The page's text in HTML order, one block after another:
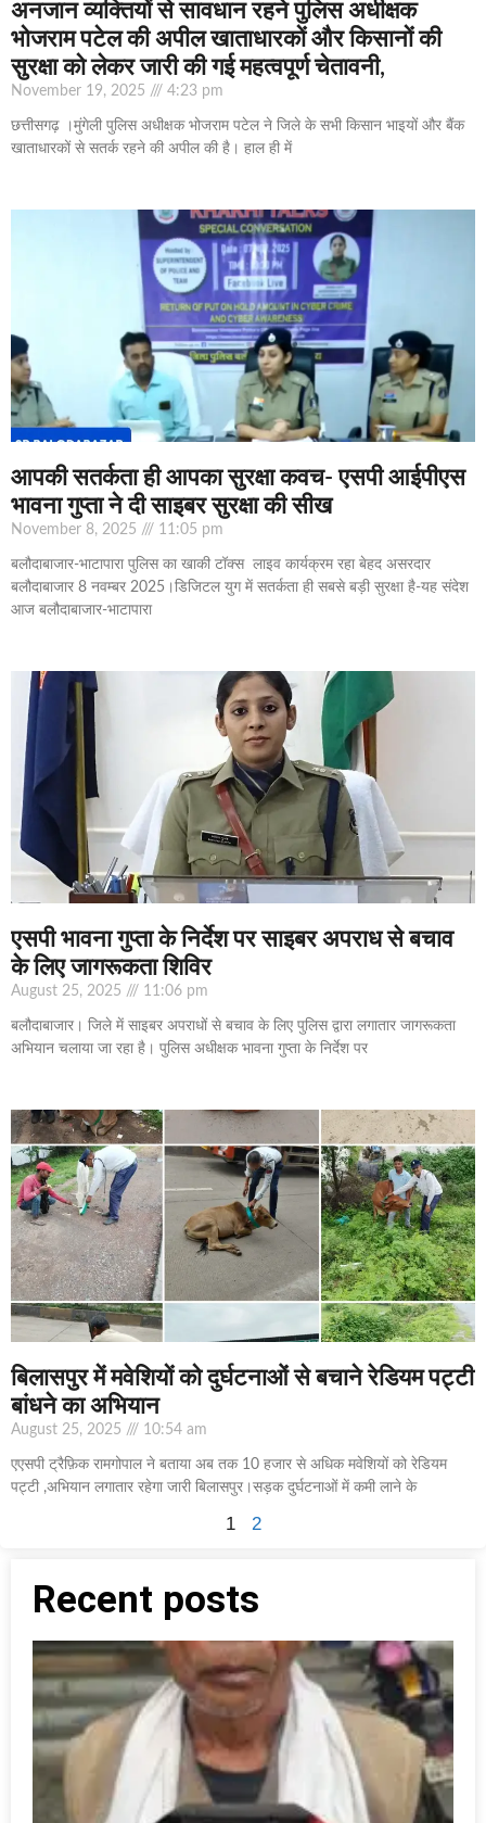
अनजान व्यक्तियों से सावधान रहने पुलिस अधीक्षक
भोजराम पटेल की अपील खाताधारकों और किसानों की
सुरक्षा को लेकर जारी की गई महत्वपूर्ण चेतावनी,
November 19, 2025 4:23 pm
छत्तीसगढ़ ।मुंगेली पुलिस अधीक्षक भोजराम पटेल ने जिले के सभी किसान भाइयों और बैंक
खाताधारकों से सतर्क रहने की अपील की है। हाल ही में
आपकी सतर्कता ही आपका सुरक्षा कवच- एसपी आईपीएस
भावना गुप्ता ने दी साइबर सुरक्षा की सीख
November 8, 2025 11:05 pm
बलौदाबाजार-भाटापारा पुलिस का खाकी टॉक्स लाइव कार्यक्रम रहा बेहद असरदार
बलौदाबाजार 8 नवम्बर 2025।डिजिटल युग में सतर्कता ही सबसे बड़ी सुरक्षा है-यह संदेश
आज बलौदाबाजार-भाटापारा
एसपी भावना गुप्ता के निर्देश पर साइबर अपराध से बचाव
के लिए जागरूकता शिविर
August 25, 2025 11:06 pm
बलौदाबाजार। जिले में साइबर अपराधों से बचाव के लिए पुलिस द्वारा लगातार जागरूकता
अभियान चलाया जा रहा है। पुलिस अधीक्षक भावना गुप्ता के निर्देश पर
बिलासपुर में मवेशियों को दुर्घटनाओं से बचाने रेडियम पट्टी
बांधने का अभियान
August 25, 2025 10:54 am
एएसपी ट्रैफ़िक रामगोपाल ने बताया अब तक 10 हजार से अधिक मवेशियों को रेडियम
पट्टी ,अभियान लगातार रहेगा जारी बिलासपुर।सड़क दुर्घटनाओं में कमी लाने के
1 2
Recent posts